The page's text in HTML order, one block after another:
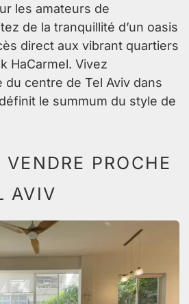
les amateurs de
de la tranquillité d’un oasis
direct aux vibrant quartiers
HaCarmel. Vivez
du centre de Tel Aviv dans
le summum du style de
VENDRE PROCHE
AVIV